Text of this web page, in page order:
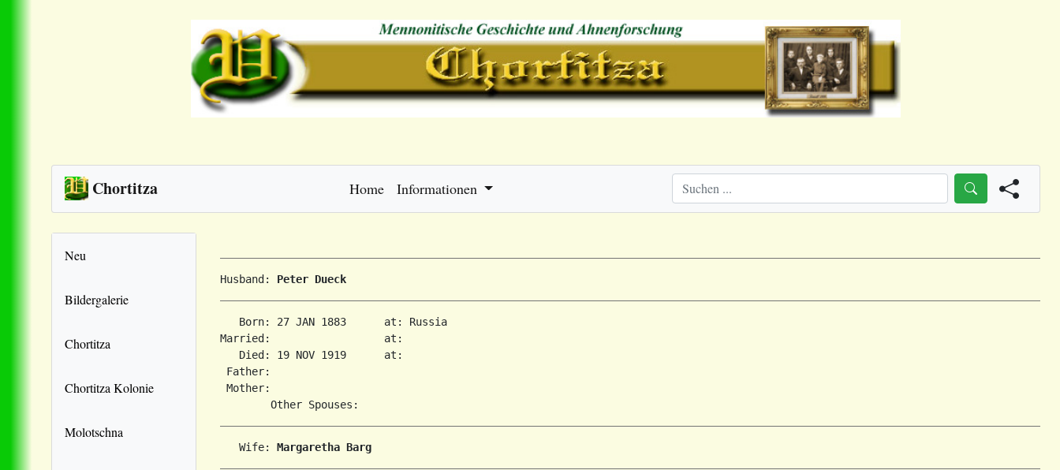
Chortitza Home Informationen
Neu
Bildergalerie
Chortitza
Chortitza Kolonie
Molotschna
Husband: Peter Dueck
   Born: 27 JAN 1883      at: Russia
Married:                  at:
   Died: 19 NOV 1919      at:
Father:
Mother:
   Wife:
Margaretha Barg